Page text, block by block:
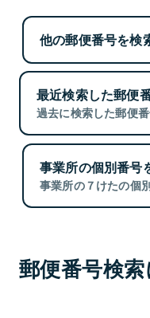
他の郵便番号を検
最近検索した郵便
過去に検索した郵便
事業所の個別番号
事業所の７けたの個
郵便番号検